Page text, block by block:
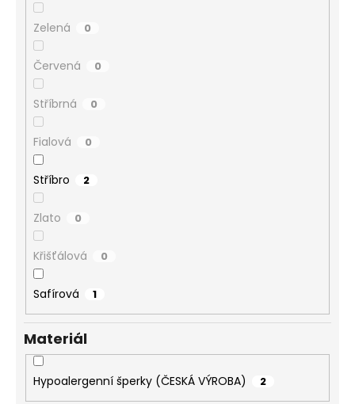
Zelená 0
Červená 0
Stříbrná 0
Fialová 0
Stříbro 2
Zlato 0
Křišťálová 0
Safírová 1
Materiál
Hypoalergenní šperky (ČESKÁ VÝROBA) 2
NÁHRDELNÍK
RIVOLI
STŘAPCE
ROSE
SWAROVSKI
710